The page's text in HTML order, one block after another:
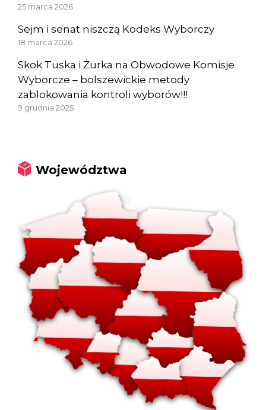
25 marca 2026
Sejm i senat niszczą Kodeks Wyborczy
18 marca 2026
Skok Tuska i Żurka na Obwodowe Komisje
Wyborcze – bolszewickie metody
zablokowania kontroli wyborów!!!
9 grudnia 2025
Województwa